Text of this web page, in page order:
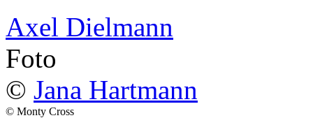
Axel Dielmann
Foto
© Jana Hartmann
© Monty Cross